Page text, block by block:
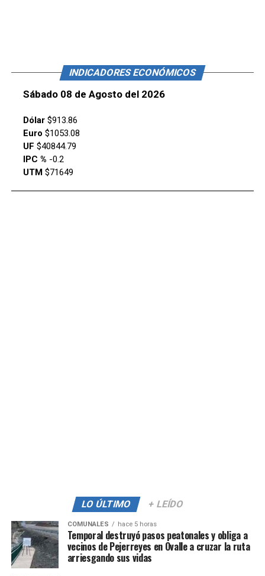
INDICADORES ECONÓMICOS
Sábado 08 de Agosto del 2026
Dólar$913.86
Euro $1053.08
UF $40844.79
IPC % -0.2
UTM $71649
LO ÚLTIMO + LEÍDO
COMUNALES hace 5 horas
Temporal destruyó pasos peatonales y obliga a
vecinos de Pejerreyes en Ovalle a cruzar la ruta
arriesgando sus vidas